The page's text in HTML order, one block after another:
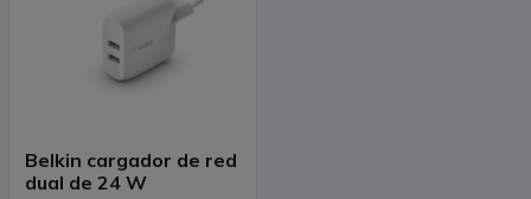
Belkin cargador de red
dual de 24 W